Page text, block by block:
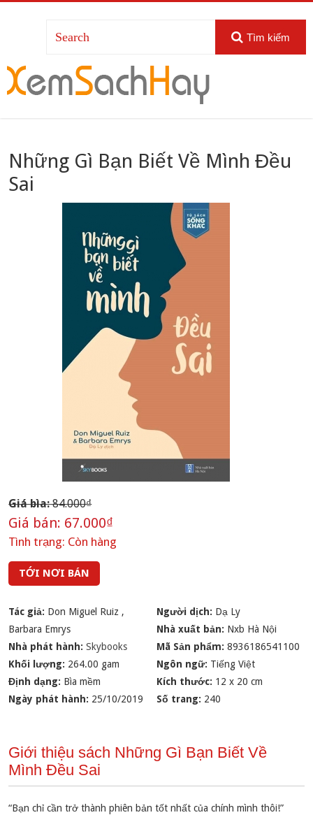
Tìm kiếm
Những Gì Bạn Biết Về Mình Đều
Sai
Giá bìa:84.000₫
Giá bán: 67.000₫
Tình trạng: Còn hàng
TỚI NƠI BÁN
Tác giả: Don Miguel Ruiz ,
Barbara Emrys
Người dịch: Dạ Ly
Nhà xuất bản: Nxb Hà Nội
Nhà phát hành:Skybooks Mã Sản phẩm: 8936186541100
Khối lượng: 264.00 gam Ngôn ngữ: Tiếng Việt
Định dạng: Bìa mềm Kích thước: 12 x 20 cm
Ngày phát hành: 25/10/2019 Số trang: 240
Giới thiệu sách Những Gì Bạn Biết Về
Mình Đều Sai
“Bạn chỉ cần trở thành phiên bản tốt nhất của chính mình thôi!”